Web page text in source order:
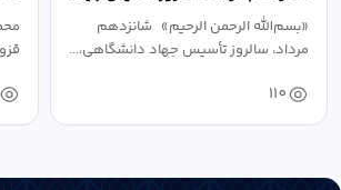
دانشگاهی
«بسم‌الله الرحمن الرحیم» شانزدهم
مرداد، سالروز تأسیس جهاد دانشگاهی،...
110